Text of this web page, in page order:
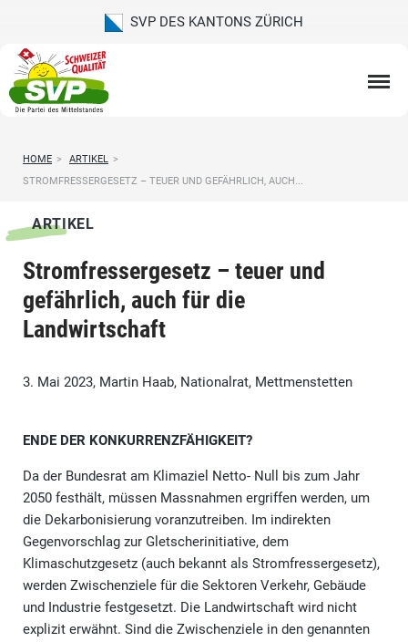
SVP DES KANTONS ZÜRICH
HOME > ARTIKEL >
STROMFRESSERGESETZ – TEUER UND GEFÄHRLICH, AUCH...
ARTIKEL
Stromfressergesetz – teuer und
gefährlich, auch für die
Landwirtschaft
3. Mai 2023, Martin Haab, Nationalrat, Mettmenstetten
ENDE DER KONKURRENZFÄHIGKEIT?
Da der Bundesrat am Klimaziel Netto- Null bis zum Jahr
2050 festhält, müssen Massnahmen ergriffen werden, um
die Dekarbonisierung voranzutreiben. Im indirekten
Gegenvorschlag zur Gletscherinitiative, dem
Klimaschutzgesetz (auch bekannt als Stromfressergesetz),
werden Zwischenziele für die Sektoren Verkehr, Gebäude
und Industrie festgesetzt. Die Landwirtschaft wird nicht
explizit erwähnt. Sind die Zwischenziele in den genannten